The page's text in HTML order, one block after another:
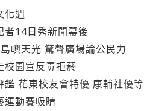
化週
14日秀新聞幕後
嶼天光 驚聲廣場論公民力
園宣反毒拒菸
花東校友會特優 康輔社優等
動賽吸睛